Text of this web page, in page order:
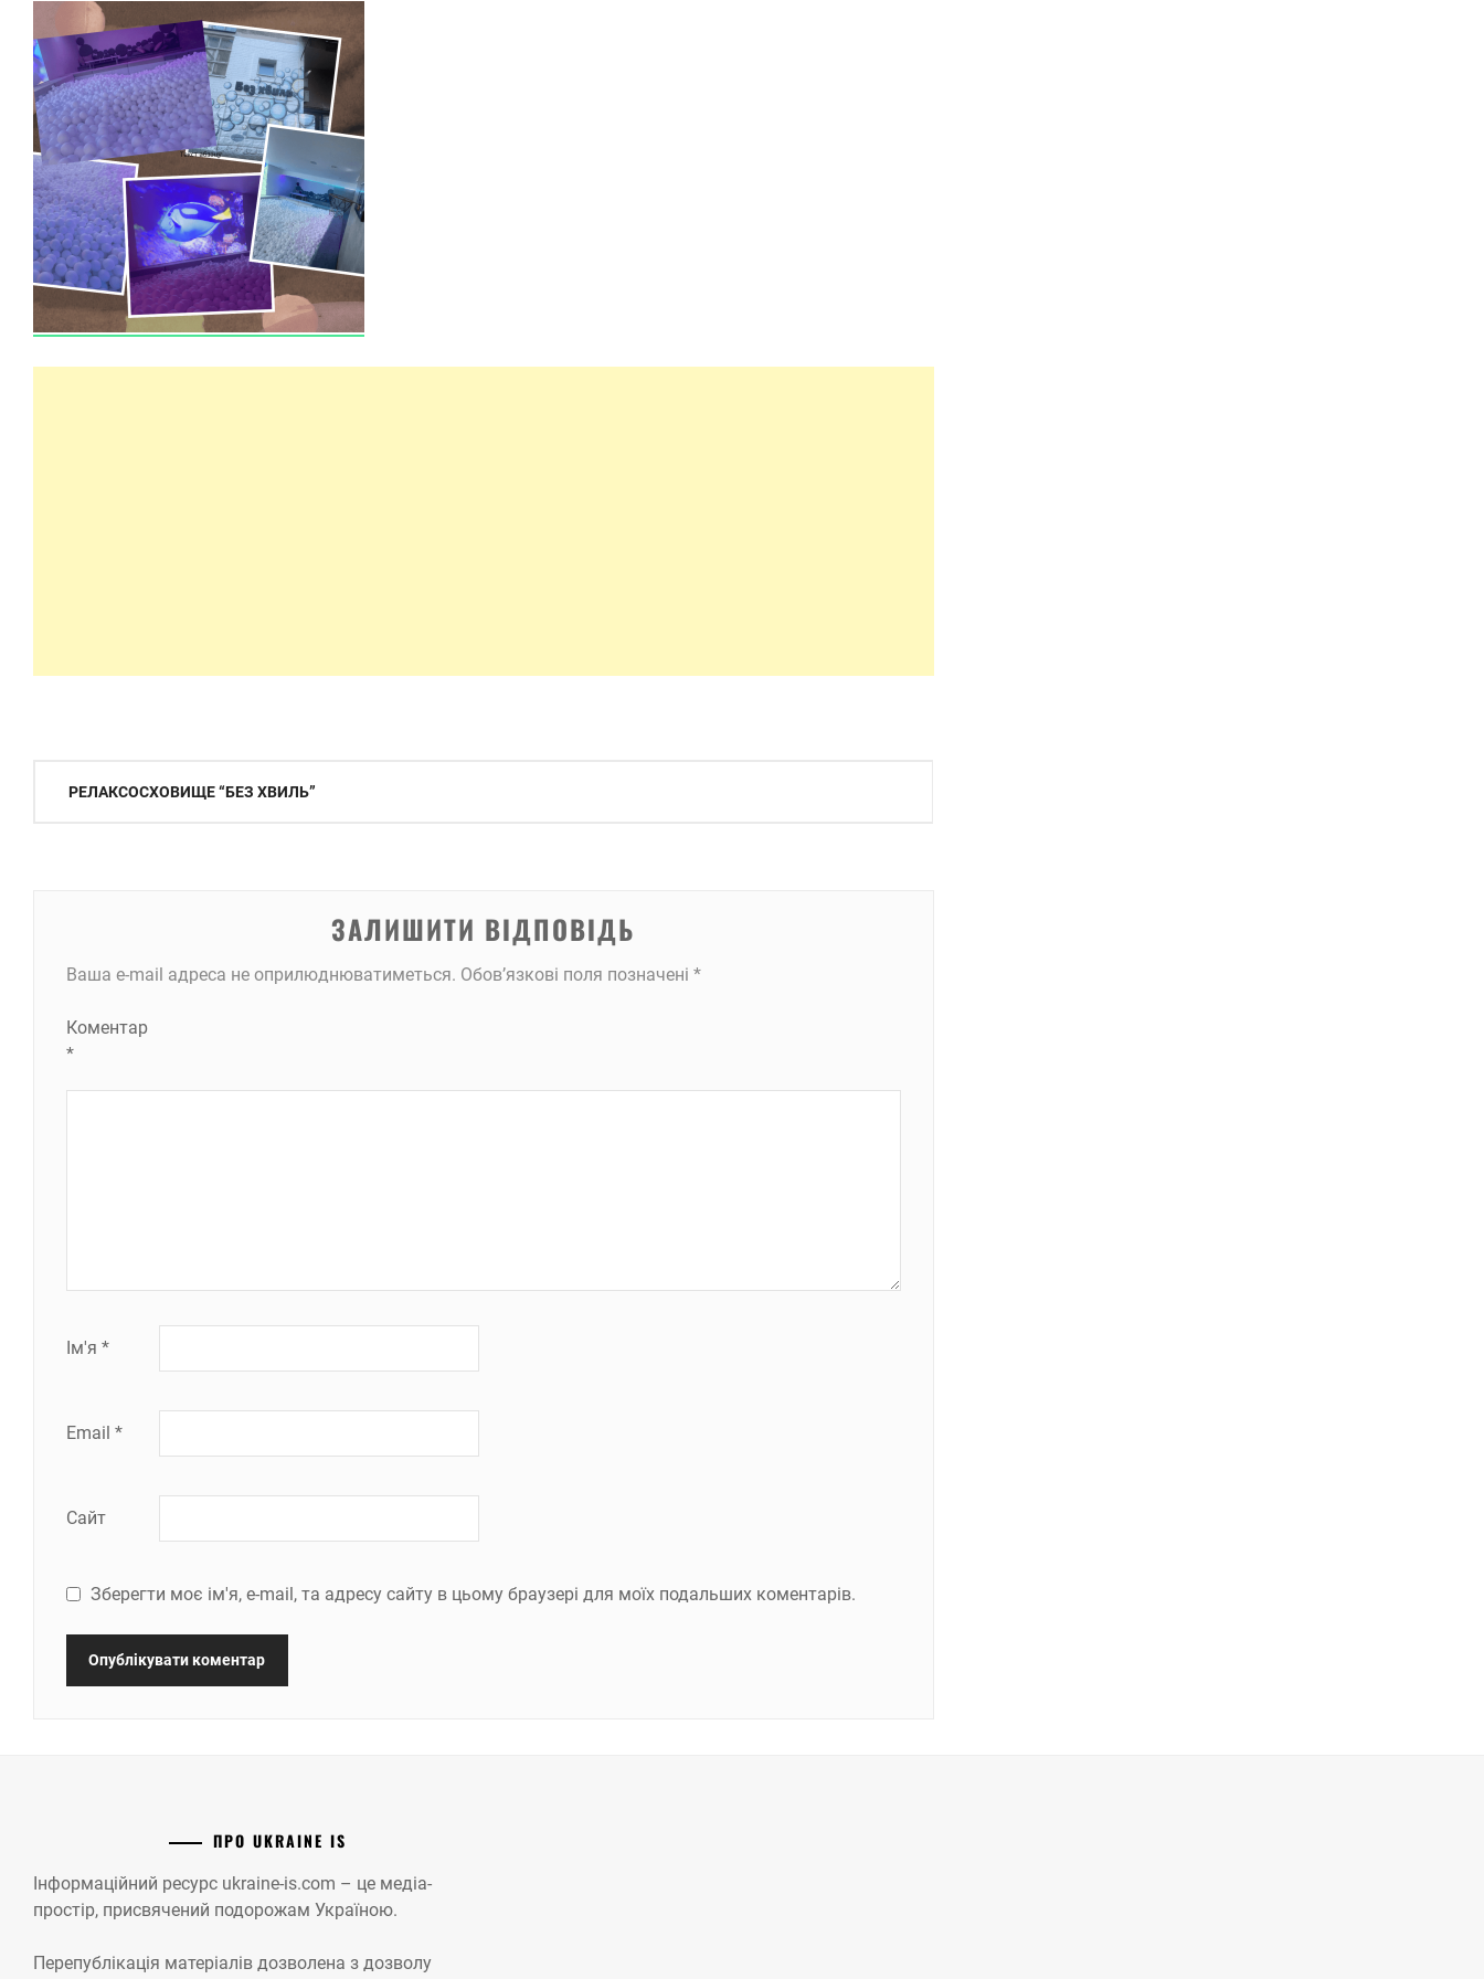
Навігація
РЕЛАКСОСХОВИЩЕ “БЕЗ ХВИЛЬ”
ЗАЛИШИТИ ВІДПОВІДЬ
Ваша e-mail адреса не оприлюднюватиметься. Обов’язкові поля позначені *
Коментар
*
Ім'я *
Email *
Сайт
Зберегти моє ім'я, e-mail, та адресу сайту в цьому браузері для моїх подальших коментарів.
ПРО UKRAINE IS
Інформаційний ресурс ukraine-is.com – це медіа-
простір, присвячений подорожам Україною.
Перепублікація матеріалів дозволена з дозволу